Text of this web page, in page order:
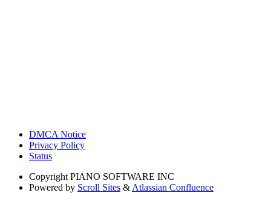
DMCA Notice
Privacy Policy
Status
Copyright PIANO SOFTWARE INC
Powered by Scroll Sites &Atlassian Confluence